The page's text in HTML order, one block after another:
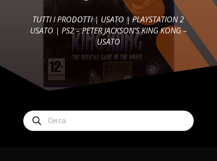
TUTTI I PRODOTTI| USATO |PLAYSTATION 2
USATO | PS2 – PETER JACKSON’S KING KONG –
USATO
Products
search